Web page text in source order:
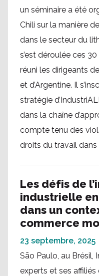
un séminaire a été
Chili sur la manière
dans le secteur du
s’est déroulée ces
réuni les dirigeants
et d’Argentine. Il
stratégie
dans la chaîne
compte tenu des
droits du travail dans
Les défis de
industrielle
dans un
commerce
23 septembre, 2025
São Paulo, au Brésil,
experts et ses affiliés